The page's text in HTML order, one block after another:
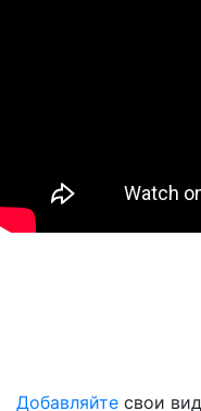
Добавляйте свои